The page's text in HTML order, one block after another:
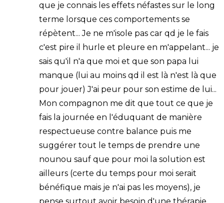
que je connais les effets néfastes sur le long
terme lorsque ces comportements se
répètent... Je ne m'isole pas car qd je le fais
c'est pire il hurle et pleure en m'appelant... je
sais qu'il n'a que moi et que son papa lui
manque (lui au moins qd il est là n'est là que
pour jouer) J'ai peur pour son estime de lui...
Mon compagnon me dit que tout ce que je
fais la journée en l'éduquant de manière
respectueuse contre balance puis me
suggérer tout le temps de prendre une
nounou sauf que pour moi la solution est
ailleurs (certe du temps pour moi serait
bénéfique mais je n'ai pas les moyens), je